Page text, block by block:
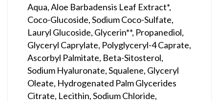
Aqua, Aloe Barbadensis Leaf Extract*,
Coco-Glucoside, Sodium Coco-Sulfate,
Lauryl Glucoside, Glycerin**, Propanediol,
Glyceryl Caprylate, Polyglyceryl-4 Caprate,
Ascorbyl Palmitate, Beta-Sitosterol,
Sodium Hyaluronate, Squalene, Glyceryl
Oleate, Hydrogenated Palm Glycerides
Citrate, Lecithin, Sodium Chloride,